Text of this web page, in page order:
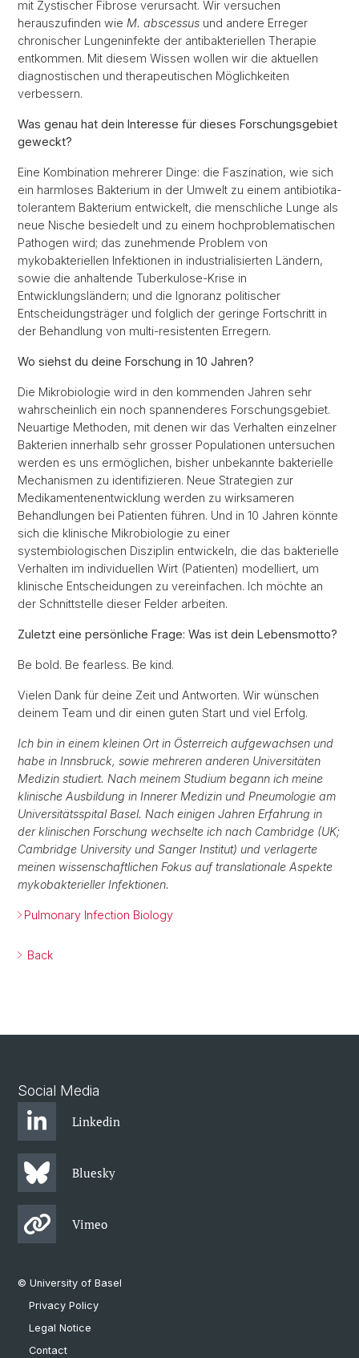
mit Zystischer Fibrose verursacht. Wir versuchen
herauszufinden wie M. abscessus und andere Erreger
chronischer Lungeninfekte der antibakteriellen Therapie
entkommen. Mit diesem Wissen wollen wir die aktuellen
diagnostischen und therapeutischen Möglichkeiten
verbessern.
Was genau hat dein Interesse für dieses Forschungsgebiet
geweckt?
Eine Kombination mehrerer Dinge: die Faszination, wie sich
ein harmloses Bakterium in der Umwelt zu einem antibiotika-
tolerantem Bakterium entwickelt, die menschliche Lunge als
neue Nische besiedelt und zu einem hochproblematischen
Pathogen wird; das zunehmende Problem von
mykobakteriellen Infektionen in industrialisierten Ländern,
sowie die anhaltende Tuberkulose-Krise in
Entwicklungsländern; und die Ignoranz politischer
Entscheidungsträger und folglich der geringe Fortschritt in
der Behandlung von multi-resistenten Erregern.
Wo siehst du deine Forschung in 10 Jahren?
Die Mikrobiologie wird in den kommenden Jahren sehr
wahrscheinlich ein noch spannenderes Forschungsgebiet.
Neuartige Methoden, mit denen wir das Verhalten einzelner
Bakterien innerhalb sehr grosser Populationen untersuchen
werden es uns ermöglichen, bisher unbekannte bakterielle
Mechanismen zu identifizieren. Neue Strategien zur
Medikamentenentwicklung werden zu wirksameren
Behandlungen bei Patienten führen. Und in 10 Jahren könnte
sich die klinische Mikrobiologie zu einer
systembiologischen Disziplin entwickeln, die das bakterielle
Verhalten im individuellen Wirt (Patienten) modelliert, um
klinische Entscheidungen zu vereinfachen. Ich möchte an
der Schnittstelle dieser Felder arbeiten.
Zuletzt eine persönliche Frage: Was ist dein Lebensmotto?
Be bold. Be fearless. Be kind.
Vielen Dank für deine Zeit und Antworten. Wir wünschen
deinem Team und dir einen guten Start und viel Erfolg.
Ich bin in einem kleinen Ort in Österreich aufgewachsen und
habe in Innsbruck, sowie mehreren anderen Universitäten
Medizin studiert. Nach meinem Studium begann ich meine
klinische Ausbildung in Innerer Medizin und Pneumologie am
Universitätsspital Basel. Nach einigen Jahren Erfahrung in
der klinischen Forschung wechselte ich nach Cambridge (UK;
Cambridge University und Sanger Institut) und verlagerte
meinen wissenschaftlichen Fokus auf translationale Aspekte
mykobakterieller Infektionen.
Pulmonary Infection Biology
Back
Social Media
Linkedin
Bluesky
Vimeo
© University of Basel
Privacy Policy
Legal Notice
Contact